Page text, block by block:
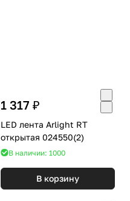
1 317 ₽
LED лента Arlight RT
открытая 024550(2)
В наличии: 1000
В корзину